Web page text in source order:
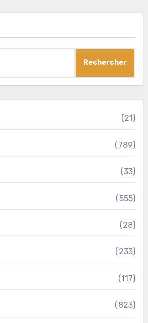
Rechercher
(21)
(789)
(33)
(555)
(28)
(233)
(117)
(823)